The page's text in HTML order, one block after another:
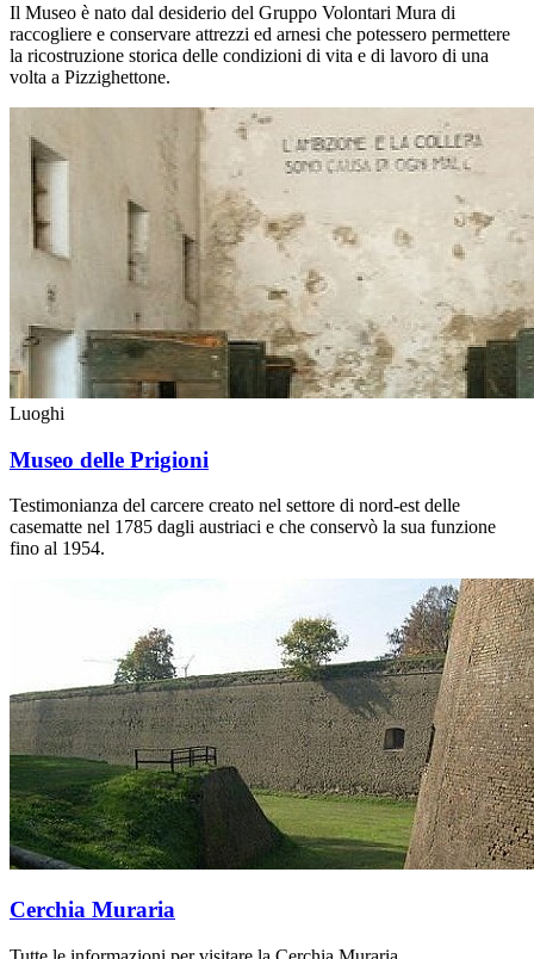
Il Museo è nato dal desiderio del Gruppo Volontari Mura di
raccogliere e conservare attrezzi ed arnesi che potessero permettere
la ricostruzione storica delle condizioni di vita e di lavoro di una
volta a Pizzighettone.
Luoghi
Museo delle Prigioni
Testimonianza del carcere creato nel settore di nord-est delle
casematte nel 1785 dagli austriaci e che conservò la sua funzione
fino al 1954.
Cerchia Muraria